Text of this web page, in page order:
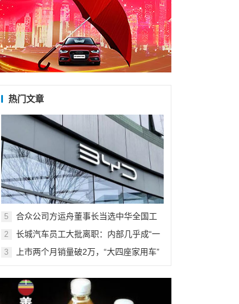
热门文章
5
合众公司方运舟董事长当选中华全国工
2
长城汽车员工大批离职：内部几乎成“一
3
上市两个月销量破2万，“大四座家用车”